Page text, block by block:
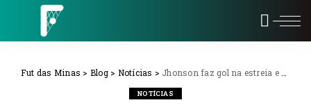
Fut das Minas > Blog> Notícias > Jhonson faz gol na estreia e o Brasil vence o Japão de virada, no segundo amistoso
NOTÍCIAS